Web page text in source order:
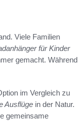
Viele Familien
für Kinder
gemacht. Während
im Vergleich zu
Ausflüge in der Natur.
gemeinsame